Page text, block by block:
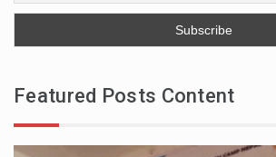
Featured Posts Content